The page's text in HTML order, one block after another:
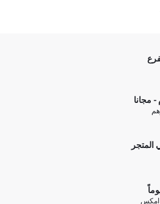
- مجانا
المتجر